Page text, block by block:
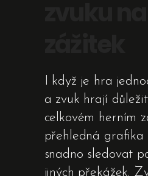
I když je hra
a zvuk hrají
celkovém herním
přehledná grafika
snadno sledovat
jiných překážek.